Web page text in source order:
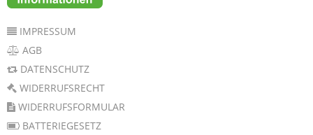
IMPRESSUM
AGB
DATENSCHUTZ
WIDERRUFSRECHT
WIDERRUFSFORMULAR
BATTERIEGESETZ